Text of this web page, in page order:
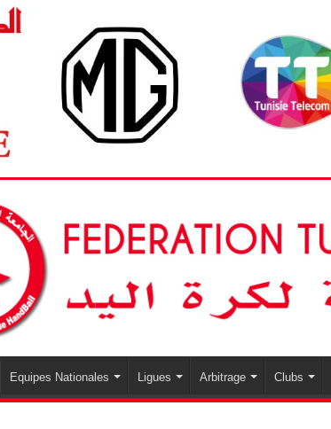
Equipes Nationales Ligues Arbitrage Clubs